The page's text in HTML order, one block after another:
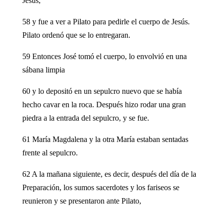
58 y fue a ver a Pilato para pedirle el cuerpo de Jesús.
Pilato ordenó que se lo entregaran.
59 Entonces José tomó el cuerpo, lo envolvió en una
sábana limpia
60 y lo depositó en un sepulcro nuevo que se había
hecho cavar en la roca. Después hizo rodar una gran
piedra a la entrada del sepulcro, y se fue.
61 María Magdalena y la otra María estaban sentadas
frente al sepulcro.
62 A la mañana siguiente, es decir, después del día de la
Preparación, los sumos sacerdotes y los fariseos se
reunieron y se presentaron ante Pilato,